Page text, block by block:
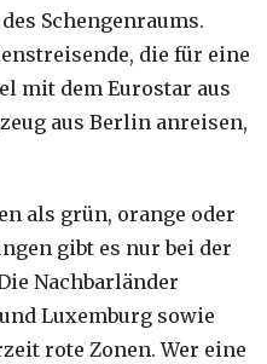
Schengenraums.
die für eine
mit dem Eurostar aus
aus Berlin anreisen,
als grün, orange oder
gibt es nur bei der
Nachbarländer
Luxemburg sowie
rote Zonen. Wer eine